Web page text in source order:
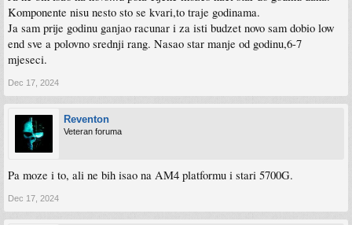
Sent from my SM-S916U using Tapatalk
Komponente nisu nesto sto se kvari,to traje godinama.
Ja sam prije godinu ganjao racunar i za isti budzet novo sam dobio low
end sve a polovno srednji rang. Nasao star manje od godinu,6-7
mjeseci.
Dec 17, 2024
Reventon
Veteran foruma
Pa moze i to, ali ne bih isao na AM4 platformu i stari 5700G.
Dec 17, 2024